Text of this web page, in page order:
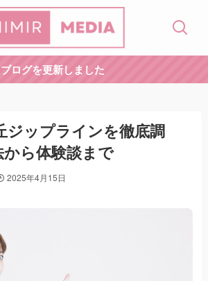
ブログを更新しました
ジップラインを徹底調
ら体験談まで
2025年4月15日